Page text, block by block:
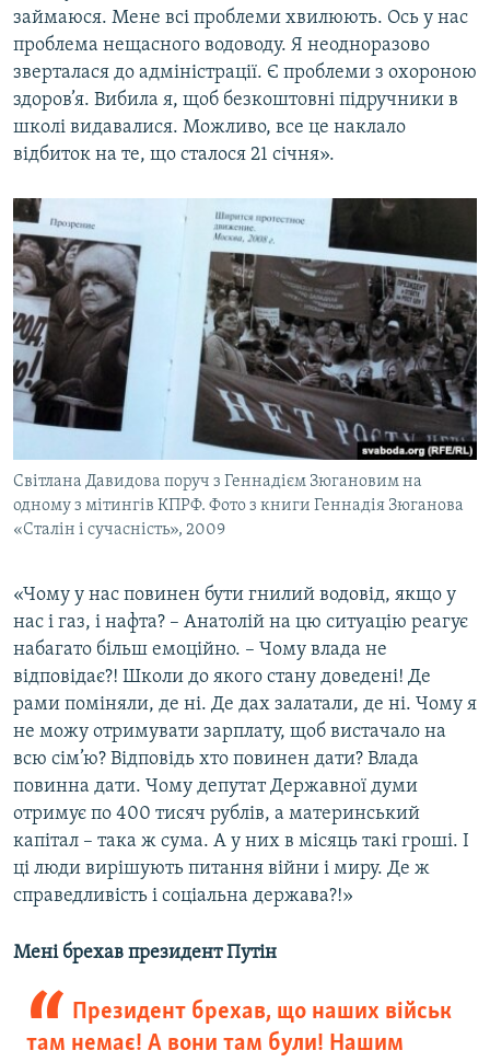
займаюся. Мене всі проблеми хвилюють. Ось у нас
проблема нещасного водоводу. Я неодноразово
зверталася до адміністрації. Є проблеми з охороною
здоров’я. Вибила я, щоб безкоштовні підручники в
школі видавалися. Можливо, все це наклало
відбиток на те, що сталося 21 січня».
Світлана Давидова поруч з Геннадієм Зюгановим на
одному з мітингів КПРФ. Фото з книги Геннадія Зюганова
«Сталін і сучасність», 2009
«Чому у нас повинен бути гнилий водовід, якщо у
нас і газ, і нафта? – Анатолій на цю ситуацію реагує
набагато більш емоційно. – Чому влада не
відповідає?! Школи до якого стану доведені! Де
рами поміняли, де ні. Де дах залатали, де ні. Чому я
не можу отримувати зарплату, щоб вистачало на
всю сім’ю? Відповідь хто повинен дати? Влада
повинна дати. Чому депутат Державної думи
отримує по 400 тисяч рублів, а материнський
капітал – така ж сума. А у них в місяць такі гроші. І
ці люди вирішують питання війни і миру. Де ж
справедливість і соціальна держава?!»
Мені брехав президент Путін
Президент брехав, що наших військ
там немає! А вони там були! Нашим